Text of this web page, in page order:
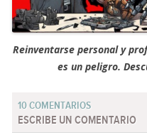
Reinventarse personal y
es un peligro.
10 COMENTARIOS
ESCRIBE UN COMENTARIO